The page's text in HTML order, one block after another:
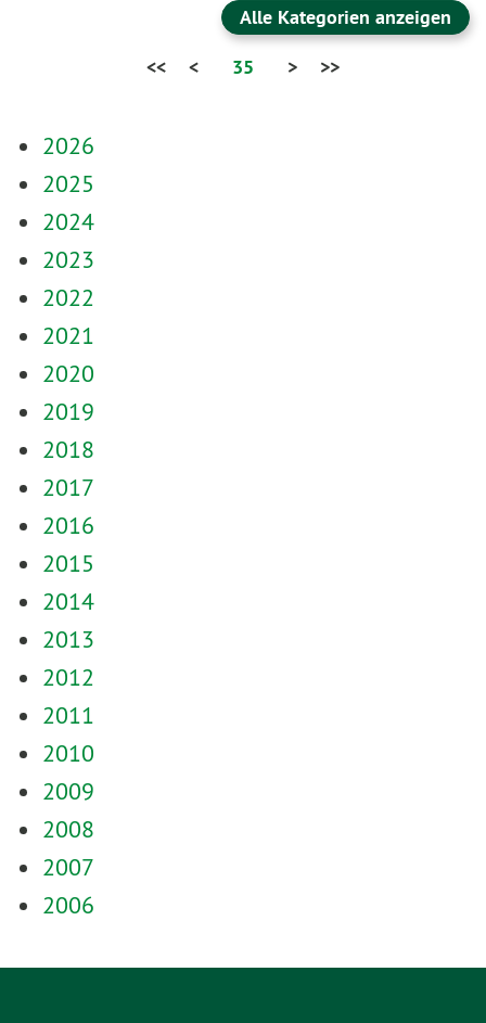
Alle Kategorien anzeigen
<<
< 35 > >>
2026
2025
2024
2023
2022
2021
2020
2019
2018
2017
2016
2015
2014
2013
2012
2011
2010
2009
2008
2007
2006